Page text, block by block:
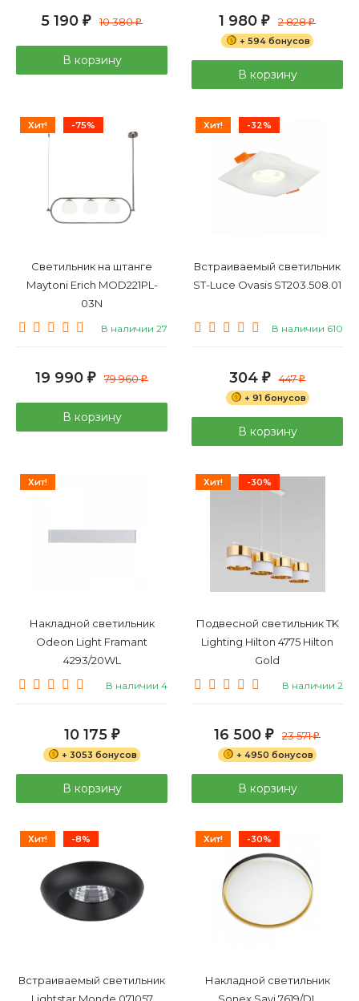
5 190 ₽ 10 380₽
В корзину
1 980 ₽ 2 828₽
+ 594 бонусов
В корзину
Хит! -75%
Светильник на штанге
Maytoni Erich MOD221PL-
03N
В наличии 27
19 990 ₽ 79 960₽
В корзину
Хит! -32%
Встраиваемый светильник
ST-Luce Ovasis ST203.508.01
В наличии 610
304 ₽ 447₽
+ 91 бонусов
В корзину
Хит!
Накладной светильник
Odeon Light Framant
4293/20WL
В наличии 4
10 175 ₽
+ 3053 бонусов
В корзину
Хит! -30%
Подвесной светильник TK
Lighting Hilton 4775 Hilton
Gold
В наличии 2
16 500 ₽ 23 571₽
+ 4950 бонусов
В корзину
Хит! -8%
Встраиваемый светильник
Lightstar Monde 071057
Хит! -30%
Накладной светильник
Sonex Savi 7619/DL